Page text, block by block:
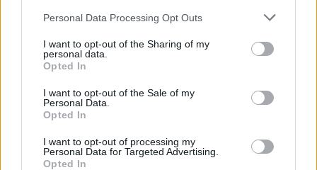
Personal Data Processing Opt Outs
I want to opt-out of the Sharing of my
personal data.
Opted In
I want to opt-out of the Sale of my
Personal Data.
Opted In
I want to opt-out of processing my
Personal Data for Targeted Advertising.
Opted In
Holnapután